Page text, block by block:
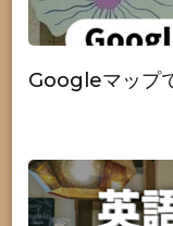
Googleマップ